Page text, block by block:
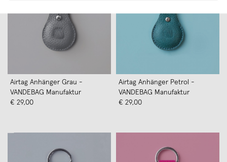
Airtag Anhänger Grau -
VANDEBAG Manufaktur
€ 29,00
Airtag Anhänger Petrol -
VANDEBAG Manufaktur
€ 29,00